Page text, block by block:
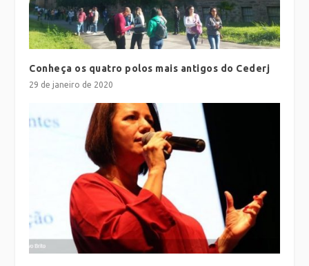
Conheça os quatro polos mais antigos do Cederj
29 de janeiro de 2020